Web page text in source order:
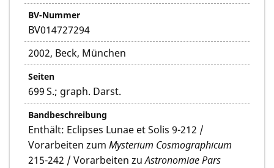
BV-Nummer
BV014727294
2002, Beck, München
Seiten
699 S.; graph. Darst.
Bandbeschreibung
Enthält: Eclipses Lunae et Solis 9-212 /
Vorarbeiten zum Mysterium Cosmographicum
215-242 / Vorarbeiten zuAstronomiae Pars